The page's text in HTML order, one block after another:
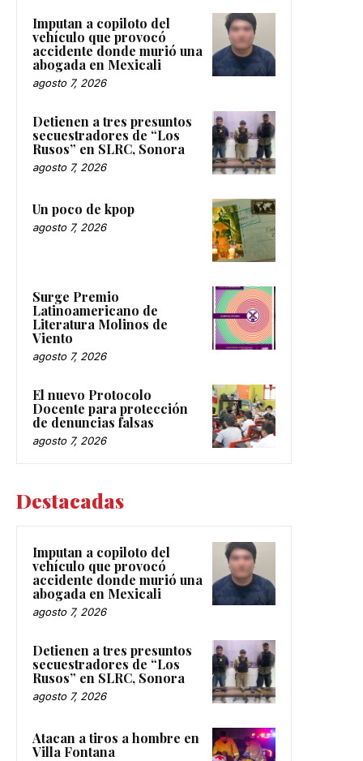
Imputan a copiloto del
vehículo que provocó
accidente donde murió una
abogada en Mexicali
agosto 7, 2026
Detienen a tres presuntos
secuestradores de “Los
Rusos” en SLRC, Sonora
agosto 7, 2026
Un poco de kpop
agosto 7, 2026
Surge Premio
Latinoamericano de
Literatura Molinos de
Viento
agosto 7, 2026
El nuevo Protocolo
Docente para protección
de denuncias falsas
agosto 7, 2026
Destacadas
Imputan a copiloto del
vehículo que provocó
accidente donde murió una
abogada en Mexicali
agosto 7, 2026
Detienen a tres presuntos
secuestradores de “Los
Rusos” en SLRC, Sonora
agosto 7, 2026
Atacan a tiros a hombre en
Villa Fontana